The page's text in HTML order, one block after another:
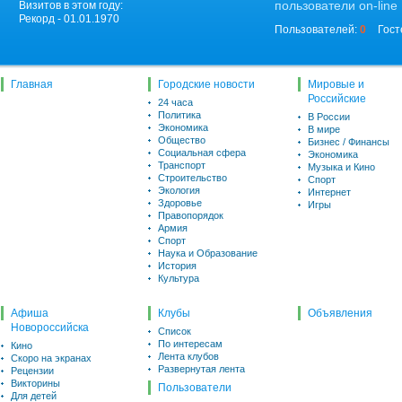
Визитов в этом году:
Рекорд - 01.01.1970
пользователи on-line
Пользователей: 0
Главная Городские новости
24 часа
Политика
Экономика
Общество
Социальная сфера
Транспорт
Строительство
Экология
Здоровье
Правопорядок
Армия
Спорт
Наука и Образование
История
Культура
Мировые и
Российские
В России
В мире
Бизнес / Финансы
Экономика
Музыка и Кино
Спорт
Интернет
Игры
Афиша
Новороссийска
Кино
Скоро на экранах
Рецензии
Викторины
Для детей
Клубы
Список
По интересам
Лента клубов
Развернутая лента
Пользователи
Объявления